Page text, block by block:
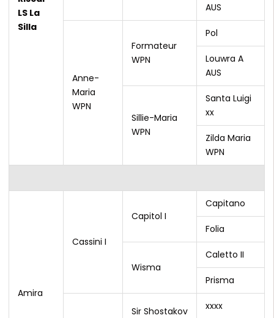
LS La
Silla
AUS
Anne-
Maria
WPN
Formateur
WPN
Pol
Louwra A
AUS
Sillie-Maria
WPN
Santa Luigi
xx
Zilda Maria
WPN
Amira
Cassini I
Capitol I
Capitano
Folia
Wisma
Caletto II
Prisma
Sir Shostakov
xxxx